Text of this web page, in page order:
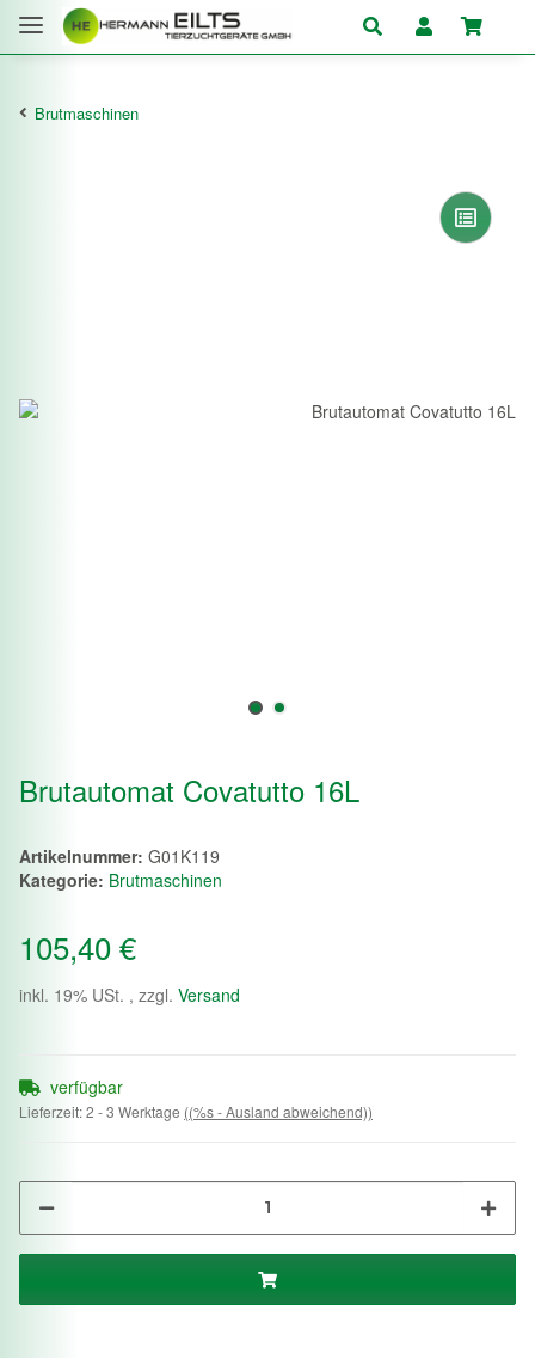
Brutmaschinen
Brutautomat Covatutto 16L
Artikelnummer: G01K119
Kategorie: Brutmaschinen
105,40 €
inkl. 19% USt. , zzgl. Versand
verfügbar
Lieferzeit:2 - 3 Werktage ((%s - Ausland abweichend))